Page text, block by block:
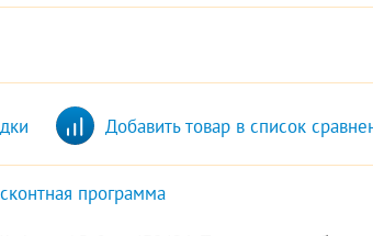
Добавить товар в список
программа